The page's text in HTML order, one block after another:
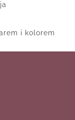
i kolorem